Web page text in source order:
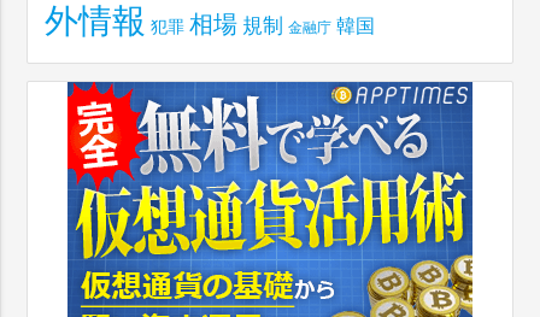
外情報 犯罪 相場 規制 金融庁 韓国